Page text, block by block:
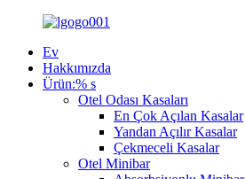
Ev
Hakkımızda
Ürün:% s
Otel Odası Kasaları
En Çok Açılan Kasalar
Yandan Açılır Kasalar
Çekmeceli Kasalar
Otel Minibar